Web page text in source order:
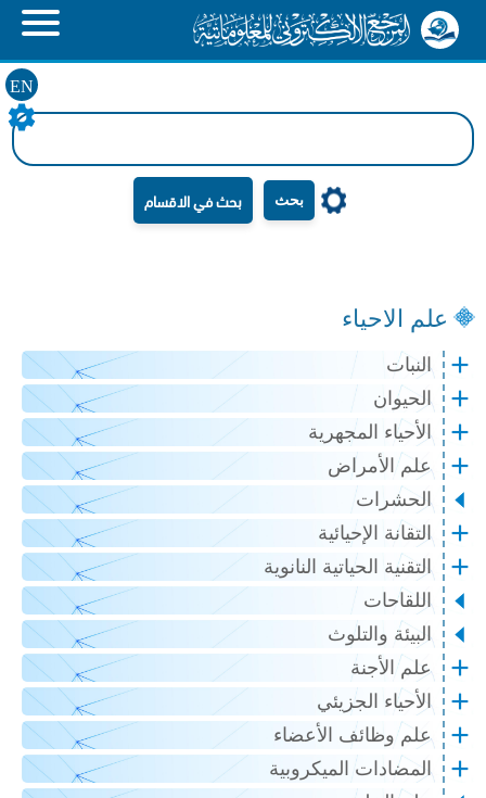
EN
بحث
علم الاحياء
النبات
الحيوان
الأحياء المجهرية
علم الأمراض
الحشرات
التقانة الإحيائية
التقنية الحياتية النانوية
اللقاحات
البيئة والتلوث
علم الأجنة
الأحياء الجزيئي
علم وظائف الأعضاء
المضادات الميكروبية